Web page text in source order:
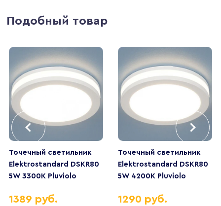
Подобный товар
Точечный светильник
Elektrostandard DSKR80
5W 3300K Pluviolo
1389 руб.
Точечный светильник
Elektrostandard DSKR80
5W 4200K Pluviolo
1290 руб.